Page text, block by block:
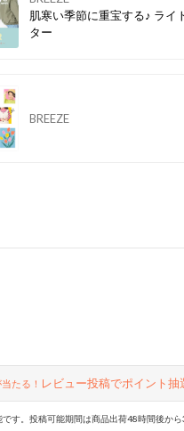
肌寒い季節に重宝する♪ ライ
ター
BREEZE
たる！ レビュー投稿でポイント抽
す。投稿可能期間は商品出荷48時間後か